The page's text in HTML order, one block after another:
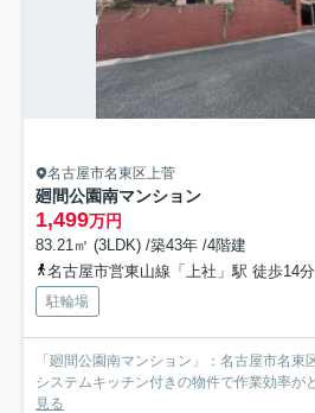
名古屋市名東区上菅
廻間公園南マンション
1,499万円
83.21㎡ (3LDK) /築43年 /4階建
名古屋市営東山線「上社」駅 徒歩14分
駐輪場
「廻間公園南マンション」：名古屋市名東
システムキッチン付きの物件で作業効率が
見る